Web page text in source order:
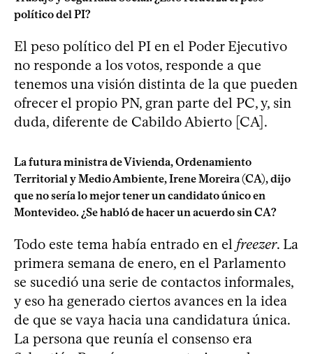
político del PI?
El peso político del PI en el Poder Ejecutivo
no responde a los votos, responde a que
tenemos una visión distinta de la que pueden
ofrecer el propio PN, gran parte del PC, y, sin
duda, diferente de Cabildo Abierto [CA].
La futura ministra de Vivienda, Ordenamiento
Territorial y Medio Ambiente, Irene Moreira (CA), dijo
que no sería lo mejor tener un candidato único en
Montevideo. ¿Se habló de hacer un acuerdo sin CA?
Todo este tema había entrado en el freezer. La
primera semana de enero, en el Parlamento
se sucedió una serie de contactos informales,
y eso ha generado ciertos avances en la idea
de que se vaya hacia una candidatura única.
La persona que reunía el consenso era